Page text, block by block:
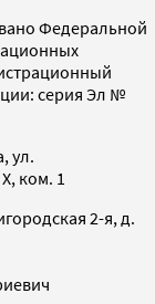
Федеральной
серия Эл №
ул.
ком. 1
2-я, д.